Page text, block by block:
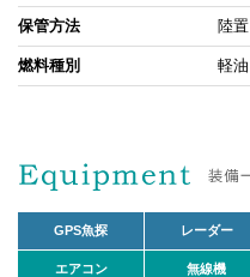
保管方法 陸置
燃料種別 軽油
GPS魚探 レーダー
エアコン 無線機